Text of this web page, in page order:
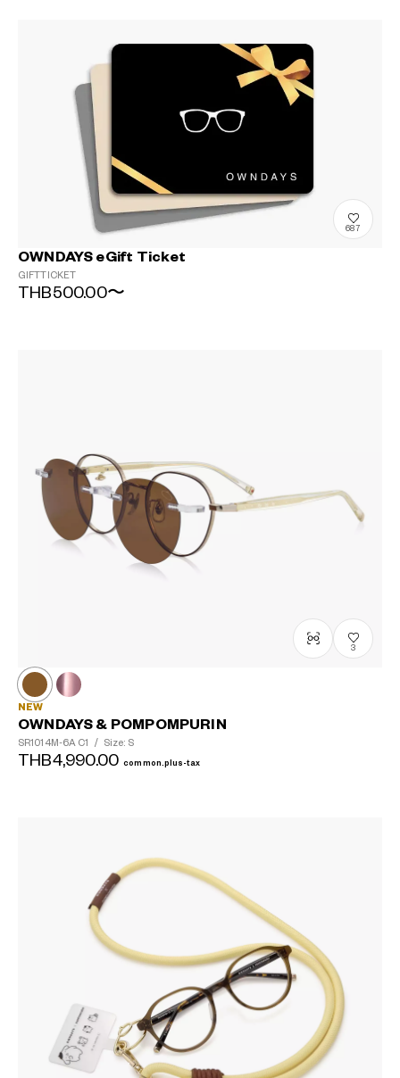
687
OWNDAYS eGift Ticket
GIFTTICKET
THB500.00〜
3
NEW
OWNDAYS & POMPOMPURIN
SR1014M-6A C1 / Size: S
THB4,990.00 common.plus-tax